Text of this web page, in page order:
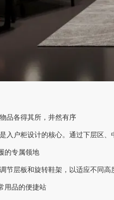
品各得其所，井然有序
入户柜设计的核心。通过下层区
的专属领地
节层板和旋转鞋架，以适应不同
用品的便捷站